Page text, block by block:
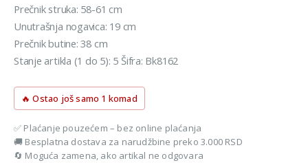
Prečnik struka: 58-61 cm
Unutrašnja nogavica: 19 cm
Prečnik butine: 38 cm
Stanje artikla (1 do 5): 5 Šifra: Bk8162
🔥 Ostao još samo 1 komad
✅ Plaćanje pouzećem – bez online plaćanja
🚚 Besplatna dostava za narudžbine preko 3.000 RSD
🔄 Moguća zamena, ako artikal ne odgovara